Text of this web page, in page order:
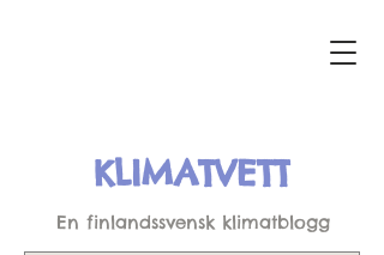
KLIMATVETT
En finlandssvensk klimatblogg